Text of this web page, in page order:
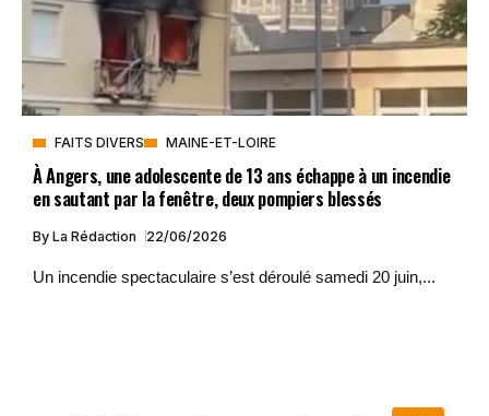
FAITS DIVERS MAINE-ET-LOIRE
À Angers, une adolescente de 13 ans échappe à un incendie
en sautant par la fenêtre, deux pompiers blessés
By La Rédaction 22/06/2026
Un incendie spectaculaire s’est déroulé samedi 20 juin,...